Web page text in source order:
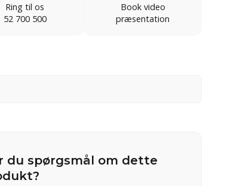
Ring til os
52 700 500
Book video
præsentation
du spørgsmål om dette